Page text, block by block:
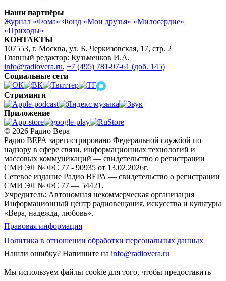
Наши партнёры
Журнал «Фома» Фонд «Мои друзья» «Милосердие»
«Приходы»
КОНТАКТЫ
107553, г. Москва, ул. Б. Черкизовская, 17, стр. 2
Главный редактор: Кузьменков И.А.
info@radiovera.ru, +7 (495) 781-97-61 (доб. 145)
Социальные сети
Стриминги
Приложение
© 2026 Радио Вера
Радио ВЕРА зарегистрировано Федеральной службой по
надзору в сфере связи, информационных технологий и
массовых коммуникаций — свидетельство о регистрации
СМИ ЭЛ № ФС 77 - 90935 от 13.02.2026г.
Сетевое издание Радио ВЕРА — свидетельство о регистрации
СМИ ЭЛ № ФС 77 — 54421.
Учредитель: Автономная некоммерческая организация
Информационный центр радиовещания, искусства и культуры
«Вера, надежда, любовь».
Правовая информация
Политика в отношении обработки персональных данных
Нашли ошибку? Напишите на info@radiovera.ru
Мы используем файлы cookie для того, чтобы предоставить